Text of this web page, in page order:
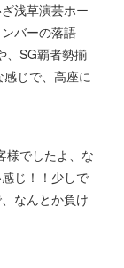
浅草演芸ホー
バーの落語
、SG覇者勢揃
じで、高座に
様でしたよ、な
じ！！少しで
なんとか負け